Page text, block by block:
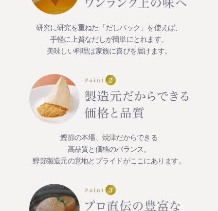
研究に研究を重ねた「だしパック」を使えば、
手軽に上質なだしが簡単にとれます。
美味しい料理は家族に喜びを届けます。
鰹節の本場、焼津だからできる
高品質と価格のバランス。
鰹節製造元の意地とプライドがここにあります。